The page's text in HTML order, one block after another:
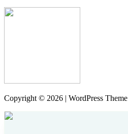
Copyright © 2026 | WordPress